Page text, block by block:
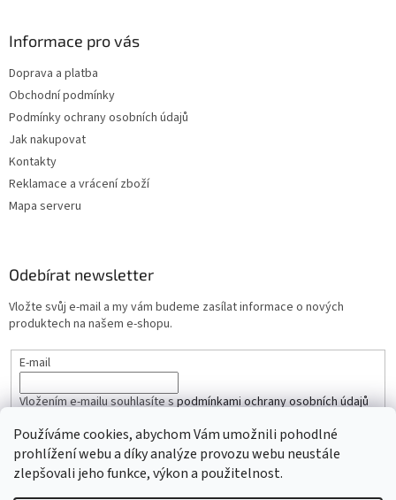
Používáme cookies, abychom Vám umožnili pohodlné
prohlížení webu a díky analýze provozu webu neustále
zlepšovali jeho funkce, výkon a použitelnost.
Informace pro vás
Doprava a platba
Obchodní podmínky
Podmínky ochrany osobních údajů
Jak nakupovat
Kontakty
Reklamace a vrácení zboží
Mapa serveru
Odebírat newsletter
Vložte svůj e-mail a my vám budeme zasílat informace o nových
produktech na našem e-shopu.
E-mail
Vložením e-mailu souhlasíte spodmínkami ochrany osobních údajů
PŘIHLÁSIT SE